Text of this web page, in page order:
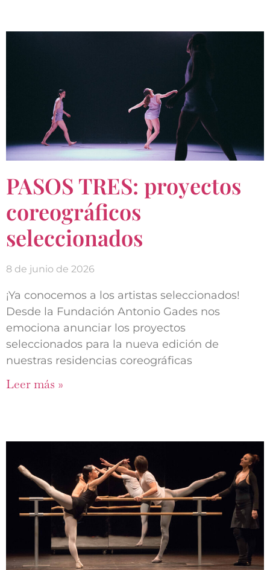
PASOS TRES: proyectos
coreográficos
seleccionados
8 de junio de 2026
¡Ya conocemos a los artistas seleccionados!
Desde la Fundación Antonio Gades nos
emociona anunciar los proyectos
seleccionados para la nueva edición de
nuestras residencias coreográficas
Leer más »